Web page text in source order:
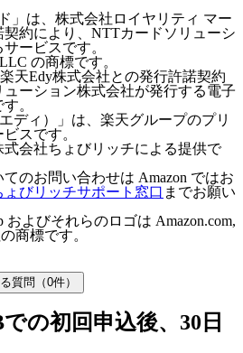
」は、株式会社ロイヤリティ マー
約により、NTTカードソリューシ
ービスです。
の商標です。
天Edy株式会社との発行許諾契約
ーション株式会社が発行する電子
。
ディ）」は、楽天グループのプリ
スです。
会社ちょびリッチによる提供で
のお問い合わせは Amazon ではお
ょびリッチサポート窓口 までお願い
およびそれらのロゴは Amazon.com,
商標です。
質問（0件）
の初回申込後、30日